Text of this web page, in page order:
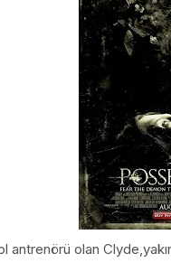
antrenörü olan